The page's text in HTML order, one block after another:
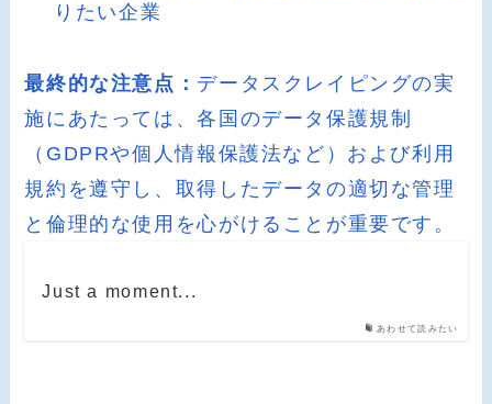
りたい企業
最終的な注意点： データスクレイピングの実
施にあたっては、各国のデータ保護規制
（GDPRや個人情報保護法など）および利用
規約を遵守し、取得したデータの適切な管理
と倫理的な使用を心がけることが重要です。
あわせて読みたい
Just a moment...